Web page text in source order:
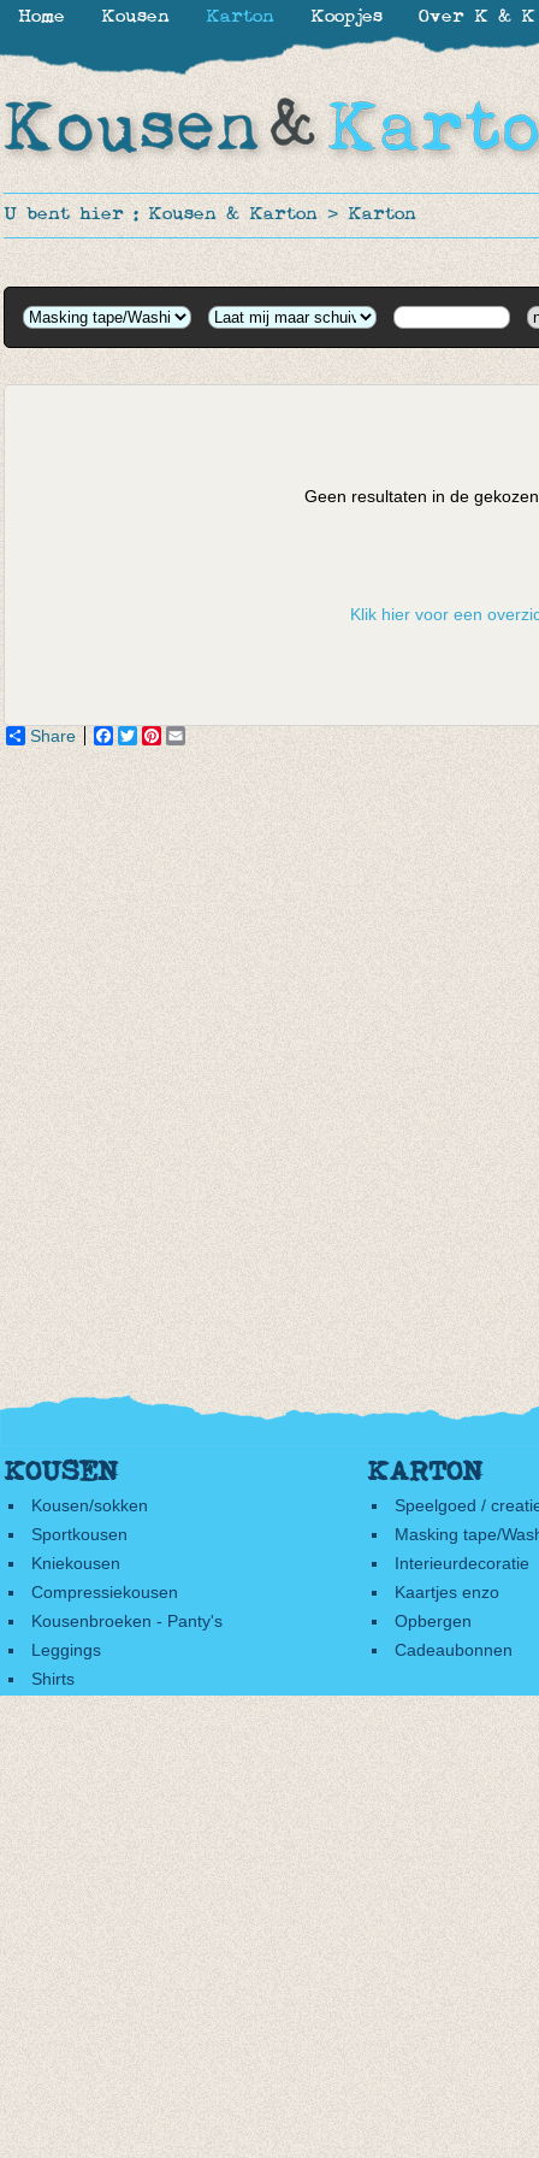
U bent hier : Kousen & Karton > Karton
Geen resultaten in de
Klik hier voor een
Share Facebook
TwitterPinterest
KOUSEN
Kousen/sokken
Sportkousen
Kniekousen
Compressiekousen
Kousenbroeken - Panty's
Leggings
Shirts
KARTON
Speelgoed /
Masking tape/
Interieurdecoratie
Kaartjes enzo
Opbergen
Cadeaubonnen
Home Kousen Karton Koopjes Over K & K